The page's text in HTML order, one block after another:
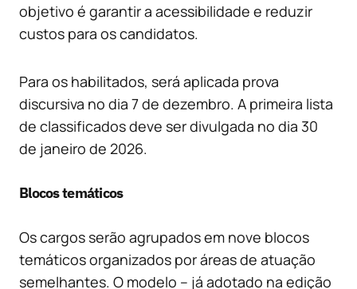
objetivo é garantir a acessibilidade e reduzir
custos para os candidatos.
Para os habilitados, será aplicada prova
discursiva no dia 7 de dezembro. A primeira lista
de classificados deve ser divulgada no dia 30
de janeiro de 2026.
Blocos temáticos
Os cargos serão agrupados em nove blocos
temáticos organizados por áreas de atuação
semelhantes. O modelo – já adotado na edição